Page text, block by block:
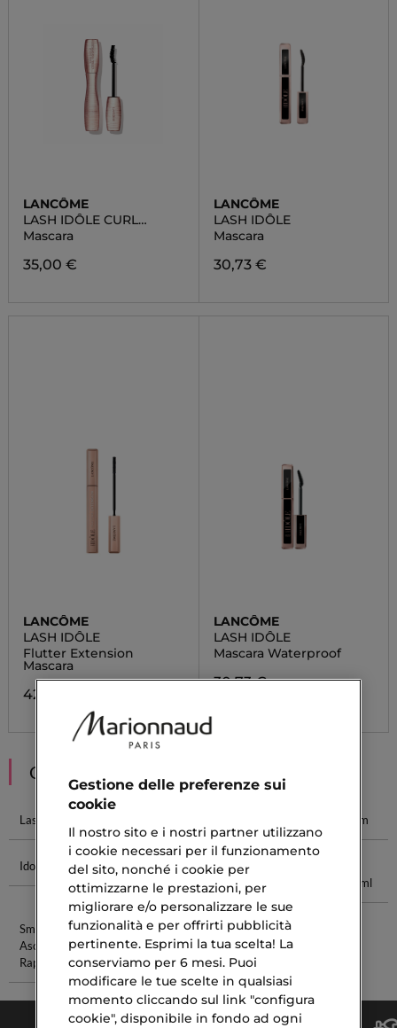
LANCÔME
LASH IDÔLE CURL
GODDESS
Mascara
35,00 €
LANCÔME
LASH IDÔLE
Mascara
30,73 €
LANCÔME
LASH IDÔLE
Flutter Extension
Mascara
42,90 €
LANCÔME
LASH IDÔLE
Mascara Waterproof
30,73 €
CONSIGLIATI PER TE
Lash Lift Idole Parfum
Idole Mascara
Profumi
Dsquared2
Shampoo
Giallo
Toilette 50ml
Smalto
Asciugatura
Rapida
Siero Viso
Anti Rughe
Gestione delle preferenze sui
cookie
Il nostro sito e i nostri partner utilizzano
i cookie necessari per il funzionamento
del sito, nonché i cookie per
ottimizzarne le prestazioni, per
migliorare e/o personalizzare le sue
funzionalità e per offrirti pubblicità
pertinente. Esprimi la tua scelta! La
conserviamo per 6 mesi. Puoi
modificare le tue scelte in qualsiasi
momento cliccando sul link "configura
cookie", disponibile in fondo ad ogni